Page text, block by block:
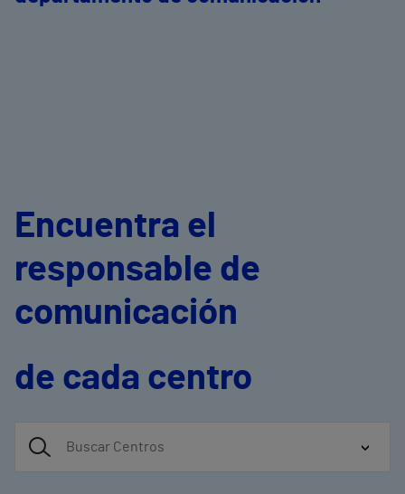
Encuentra el
responsable de
comunicación
de cada centro